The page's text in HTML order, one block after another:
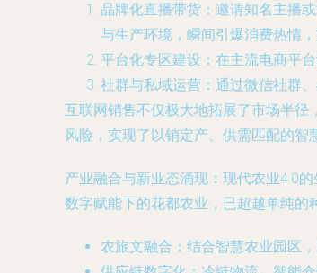
品牌化直播带货：邀请知名主播
与生产环境，瞬间引爆消费热情，
平台化专区建设：在主流电商平
社群与私域运营：通过微信社群
互联网销售不仅极大地拓展了市场半径
风险，实现了以销定产、供需匹配的智
产业融合与新业态涌现：现代农业4.0的
数字赋能下的花都农业，已超越单纯的
农旅文融合 ：结合智慧农业园区